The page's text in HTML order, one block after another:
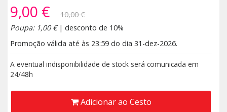
9,00 €
10,00 €
Poupa: 1,00 €| desconto de 10%
Promoção válida até às 23:59 do dia 31-dez-2026.
A eventual indisponibilidade de stock será comunicada em
24/48h
Adicionar ao Cesto